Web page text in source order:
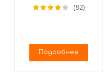
Календарь, 562504
(25 сюрпризов)
(82)
Подробнее